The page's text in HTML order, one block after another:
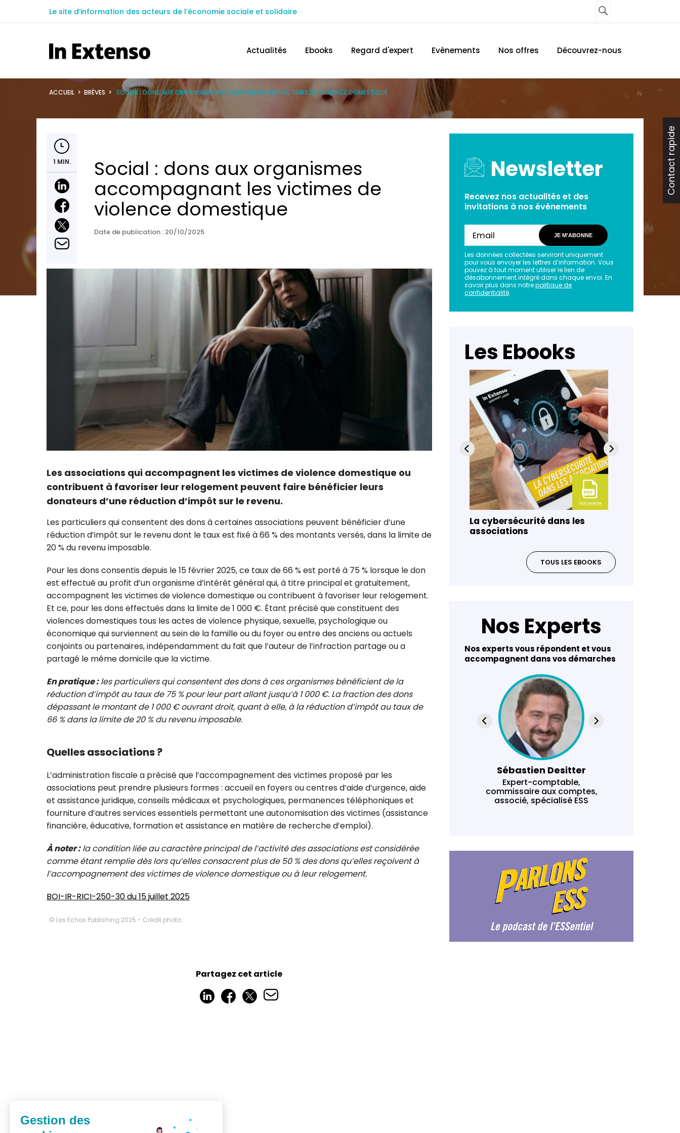
Le site d’information des acteurs de l’économie sociale et solidaire
Actualités Ebooks Regard d'expert Evènements Nos offres Découvrez-nous
ACCUEIL > BRÈVES > SOCIAL : DONS AUX ORGANISMES ACCOMPAGNANT LES VICTIMES DE VIOLENCE DOMESTIQUE
1 MIN. Social : dons aux organismes
accompagnant les victimes de
violence domestique
Date de publication : 20/10/2025
Les associations qui accompagnent les victimes de violence domestique ou
contribuent à favoriser leur relogement peuvent faire bénéficier leurs
donateurs d’une réduction d’impôt sur le revenu.
Les particuliers qui consentent des dons à certaines associations peuvent bénéficier d’une
réduction d’impôt sur le revenu dont le taux est fixé à 66 % des montants versés, dans la limite de
20 % du revenu imposable.
Pour les dons consentis depuis le 15 février 2025, ce taux de 66 % est porté à 75 % lorsque le don
est effectué au profit d’un organisme d’intérêt général qui, à titre principal et gratuitement,
accompagnent les victimes de violence domestique ou contribuent à favoriser leur relogement.
Et ce, pour les dons effectués dans la limite de 1 000 €. Étant précisé que constituent des
violences domestiques tous les actes de violence physique, sexuelle, psychologique ou
économique qui surviennent au sein de la famille ou du foyer ou entre des anciens ou actuels
conjoints ou partenaires, indépendamment du fait que l’auteur de l’infraction partage ou a
partagé le même domicile que la victime.
En pratique :les particuliers qui consentent des dons à ces organismes bénéficient de la
réduction d’impôt au taux de 75 % pour leur part allant jusqu’à 1 000 €. La fraction des dons
dépassant le montant de 1 000 € ouvrant droit, quant à elle, à la réduction d’impôt au taux de
66 % dans la limite de 20 % du revenu imposable.
Quelles associations ?
L’administration fiscale a précisé que l’accompagnement des victimes proposé par les
associations peut prendre plusieurs formes : accueil en foyers ou centres d’aide d’urgence, aide
et assistance juridique, conseils médicaux et psychologiques, permanences téléphoniques et
fourniture d’autres services essentiels permettant une autonomisation des victimes (assistance
financière, éducative, formation et assistance en matière de recherche d’emploi).
À noter :la condition liée au caractère principal de l’activité des associations est considérée
comme étant remplie dès lors qu’elles consacrent plus de 50 % des dons qu’elles reçoivent à
l’accompagnement des victimes de violence domestique ou à leur relogement.
BOI-IR-RICI-250-30 du 15 juillet 2025
© Les Echos Publishing 2025 - Crédit photo :
Partagez cet article
Newsletter
Recevez nos actualités et des
invitations à nos événements
JE M'ABONNE
Les données collectées serviront uniquement
pour vous envoyer les lettres d’information. Vous
pouvez à tout moment utiliser le lien de
désabonnement intégré dans chaque envoi. En
savoir plus dans notrepolitique de
confidentialité.
Les Ebooks
et regroupement
: à quoi faut-il
Réforme du plan comptable
pour les associations &
fondations
Les 15 points clés sur le fonds de
dotation
La cybersécurité dans les
associations
TOUS LES EBOOKS
Nos Experts
Nos experts vous répondent et vous
accompagnent dans vos démarches
Isabelle Prunier
Expert-comptable,
régionale ESS Ile-
de-France
Loïc Paul
Expert-Comptable, associé,
responsable régional ESS
Centre-Ouest
Valérie Rochard
Expert-comptable,
commissaire aux comptes,
responsable régionale ESS
Centre-Ouest
Sébastien Desitter
Expert-comptable,
commissaire aux comptes,
associé, spécialisé ESS
Contact rapide
Gestion des